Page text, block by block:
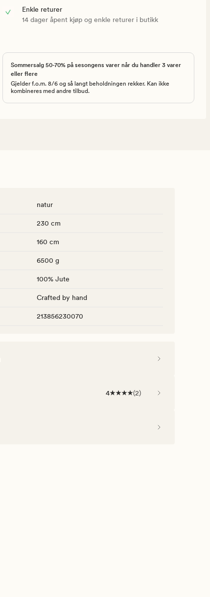
Enkle returer
14 dager åpent kjøp og enkle returer i butikk
Sommersalg 50-70% på sesongens varer når du handler 3 varer
eller flere
Gjelder f.o.m. 8/6 og så langt beholdningen rekker. Kan ikke
kombineres med andre tilbud.
natur
230 cm
160 cm
6500 g
100% Jute
Crafted by hand
213856230070
4 (2)